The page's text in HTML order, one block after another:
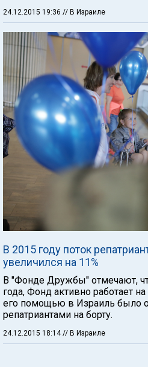
24.12.2015 19:36 // В Израиле
В 2015 году поток
увеличился на 11%
В "Фонде Дружбы" отмечают,
года, Фонд активно работает
его помощью в Израиль было
репатриантами на борту.
24.12.2015 18:14 // В Израиле